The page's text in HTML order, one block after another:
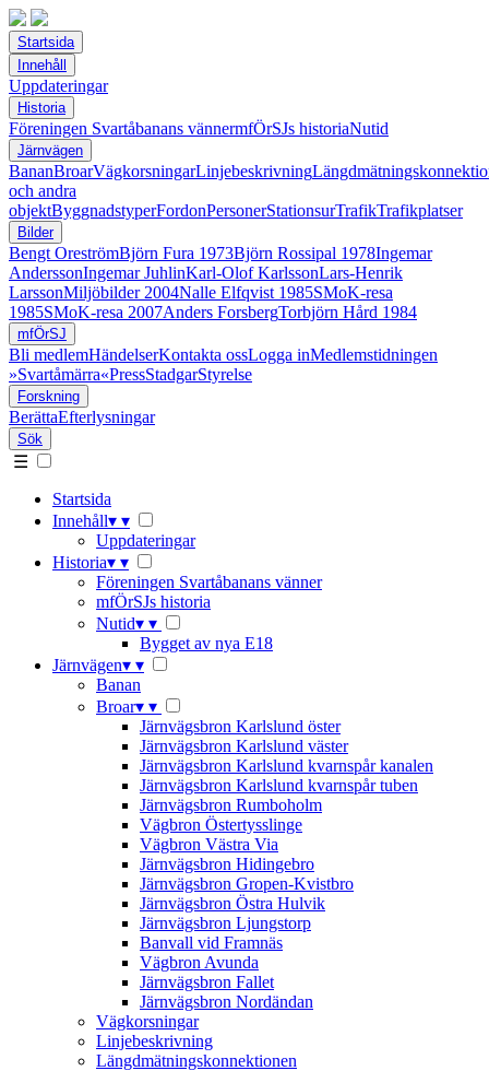
Startsida
Innehåll
Uppdateringar
Historia
Föreningen Svartåbanans vännermfÖrSJs historiaNutid
Järnvägen
BananBroarVägkorsningarLinjebeskrivning
och andra
objektByggnadstyperFordonPersonerStationsurTrafikTrafikplatser
Bilder
Bengt OreströmBjörn Fura 1973Björn Rossipal 1978Ingemar
AnderssonIngemar JuhlinKarl-Olof KarlssonLars-Henrik
LarssonMiljöbilder 2004Nalle Elfqvist 1985SMoK-resa
1985SMoK-resa 2007Anders ForsbergTorbjörn Hård 1984
mfÖrSJ
Bli medlemHändelserKontakta ossLogga inMedlemstidningen
»Svartåmärra«PressStadgarStyrelse
Forskning
BerättaEfterlysningar
Sök
☰
Startsida
Innehåll▾ ▾
Uppdateringar
Historia▾ ▾
Föreningen Svartåbanans vänner
mfÖrSJs historia
Nutid▾ ▾
Bygget av nya E18
Järnvägen▾ ▾
Banan
Broar▾ ▾
Järnvägsbron Karlslund öster
Järnvägsbron Karlslund väster
Järnvägsbron Karlslund kvarnspår kanalen
Järnvägsbron Karlslund kvarnspår tuben
Järnvägsbron Rumboholm
Vägbron Östertysslinge
Vägbron Västra Via
Järnvägsbron Hidingebro
Järnvägsbron Gropen-Kvistbro
Järnvägsbron Östra Hulvik
Järnvägsbron Ljungstorp
Banvall vid Framnäs
Vägbron Avunda
Järnvägsbron Fallet
Järnvägsbron Nordändan
Vägkorsningar
Linjebeskrivning
Längdmätningskonnektionen